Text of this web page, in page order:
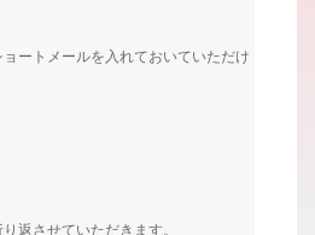
ートメールを入れておいていただけ
返させていただきます。